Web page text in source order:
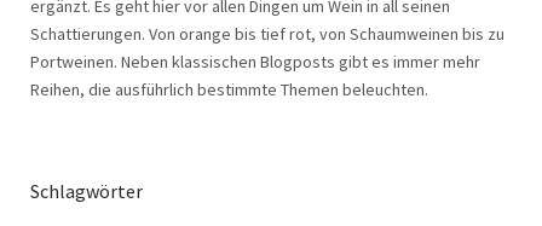
ergänzt. Es geht hier vor allen Dingen um Wein in all seinen
Schattierungen. Von orange bis tief rot, von Schaumweinen bis zu
Portweinen. Neben klassischen Blogposts gibt es immer mehr
Reihen, die ausführlich bestimmte Themen beleuchten.
Schlagwörter